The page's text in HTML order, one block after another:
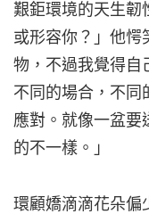
艱鉅環境的天生韌
或形容你？」他愕
物，不過我覺得自
不同的場合，不同
應對。就像一盆要
的不一樣。」
環顧嬌滴滴花朵偏